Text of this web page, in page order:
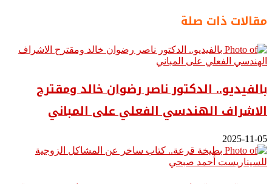
مقالات ذات صلة
بالفيديو.. ‎الدكتور ناصر رضوان خالد ومقترح
الاشراف الهندسي الفعلي على المباني
2025-11-05